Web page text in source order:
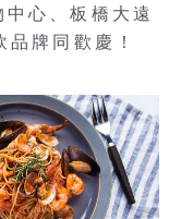
心、板橋大遠
牌同歡慶！